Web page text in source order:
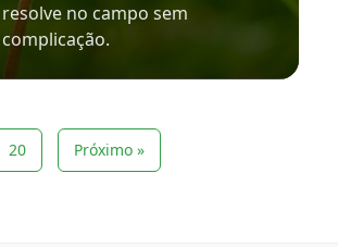
resolve no campo sem
complicação.
20 Próximo »